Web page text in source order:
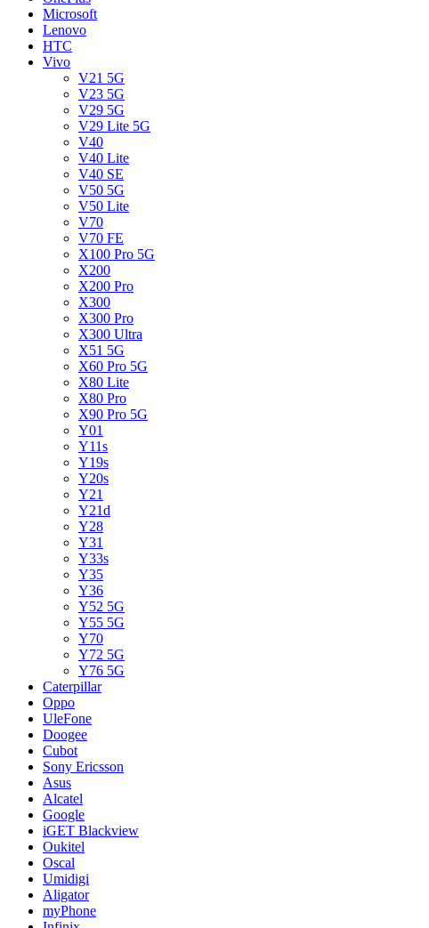
Microsoft
Lenovo
HTC
Vivo
V21 5G
V23 5G
V29 5G
V29 Lite 5G
V40
V40 Lite
V40 SE
V50 5G
V50 Lite
V70
V70 FE
X100 Pro 5G
X200
X200 Pro
X300
X300 Pro
X300 Ultra
X51 5G
X60 Pro 5G
X80 Lite
X80 Pro
X90 Pro 5G
Y01
Y11s
Y19s
Y20s
Y21
Y21d
Y28
Y31
Y33s
Y35
Y36
Y52 5G
Y55 5G
Y70
Y72 5G
Y76 5G
Caterpillar
Oppo
UleFone
Doogee
Cubot
Sony Ericsson
Asus
Alcatel
Google
iGET Blackview
Oukitel
Oscal
Umidigi
Aligator
myPhone